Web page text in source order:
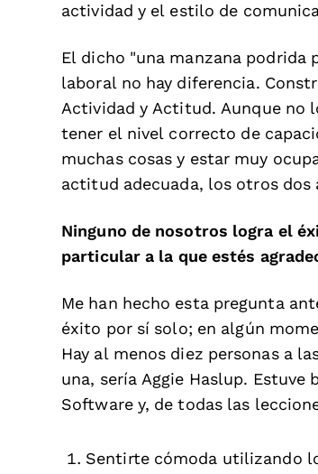
actividad y el estilo de
El dicho "una manzana podrida
laboral no hay diferencia.
Actividad y Actitud. Aunque no
tener el nivel correcto de
muchas cosas y estar muy
actitud adecuada, los otros
Ninguno de nosotros logra el
particular a la que estés
Me han hecho esta pregunta
éxito por sí solo; en algún
Hay al menos diez personas a
una, sería Aggie Haslup. Estuve
Software y, de todas las
Sentirte cómoda utilizando